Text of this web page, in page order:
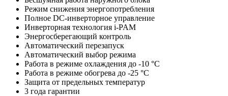
Режим снижения энергопотребления
Полное DC-инверторное управление
Инверторная технология i-PAM
Энергосберегающий контроль
Автоматический перезапуск
Автоматический выбор режима
Работа в режиме охлаждения до -10 °С
Работа в режиме обогрева до -25 °С
Защита от предельных температур
3 года гарантии